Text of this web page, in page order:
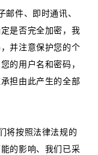
件、即时通讯、
是否完全加密，我
并注意保护您的个
的用户名和密码，
担由此产生的全部
将按照法律法规的
的影响、我们已采